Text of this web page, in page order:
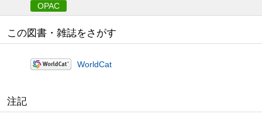
OPAC
この図書・雑誌をさがす
WorldCat
注記